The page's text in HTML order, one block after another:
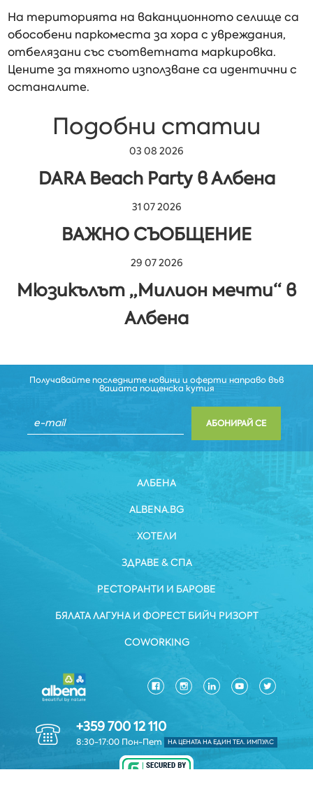
На територията на ваканционното селище са
обособени паркоместа за хора с увреждания,
отбелязани със съответната маркировка.
Цените за тяхното използване са идентични с
останалите.
Подобни статии
03 08 2026
DARA Beach Party в Албена
31 07 2026
ВАЖНО СЪОБЩЕНИЕ
29 07 2026
Мюзикълът „Милион мечти“ в
Албена
Получавайте последните новини и оферти направо във
вашата пощенска кутия
АБОНИРАЙ СЕ
АЛБЕНА
ALBENA.BG
ХОТЕЛИ
ЗДРАВЕ & СПА
РЕСТОРАНТИ И БАРОВЕ
БЯЛАТА ЛАГУНА И ФОРЕСТ БИЙЧ РИЗОРТ
COWORKING
+359 700 12 110
8:30-17:00 Пон-Пет НА ЦЕНАТА НА ЕДИН ТЕЛ. ИМПУЛС